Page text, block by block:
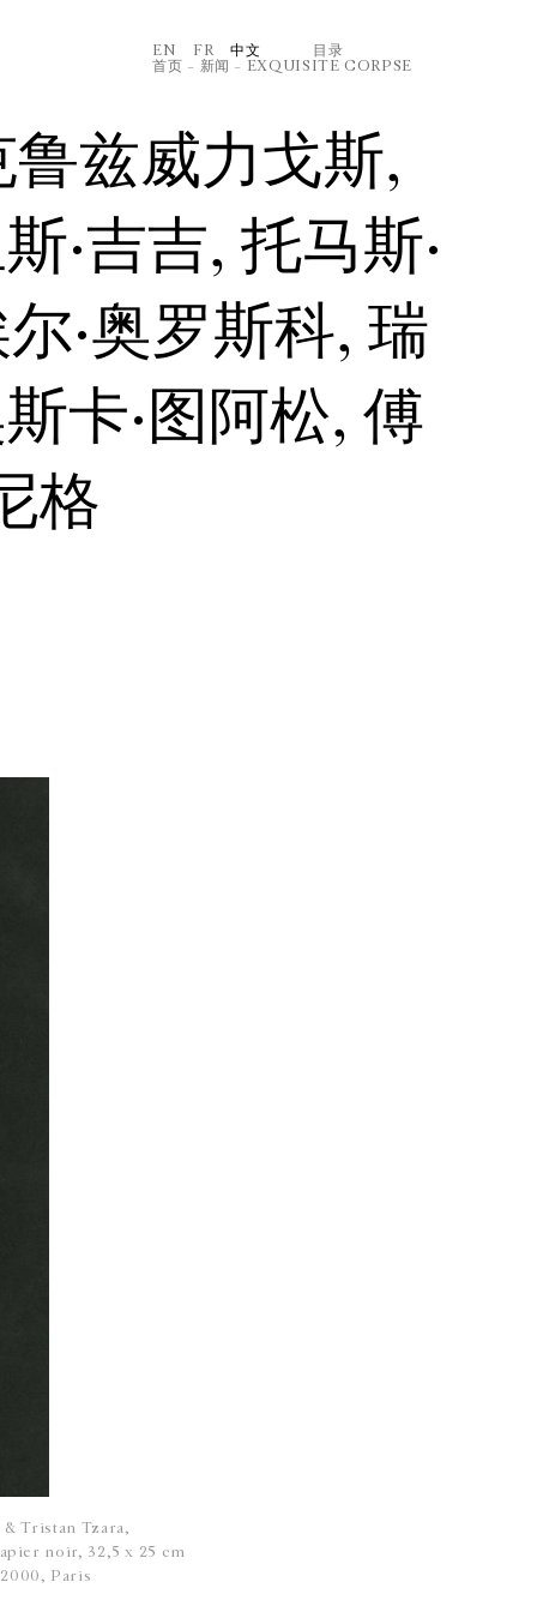
EN FR 中文
⽬录
首页 – 新闻 – EXQUISITE CORPSE
兹威⼒⼽斯,
·吉吉, 托⻢斯·
·奥罗斯科, 瑞
卡·图阿松, 傅
格
Tristan Tzara,
noir, 32,5 x 25 cm
Paris